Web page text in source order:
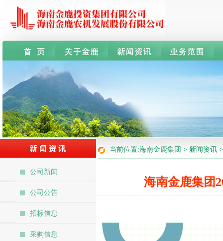
公司新闻
公司公告
招标信息
采购信息
当前位置:海南金鹿集团 > 新闻资讯
海南金鹿集团